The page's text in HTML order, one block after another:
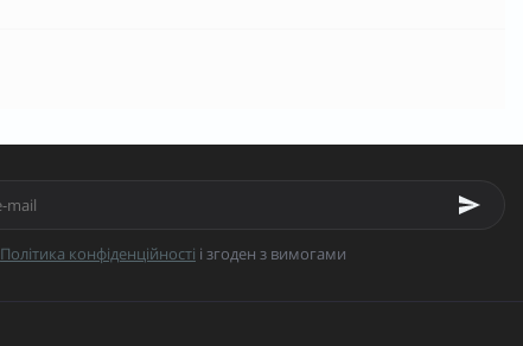
Політика конфіденційності і згоден з вимогами